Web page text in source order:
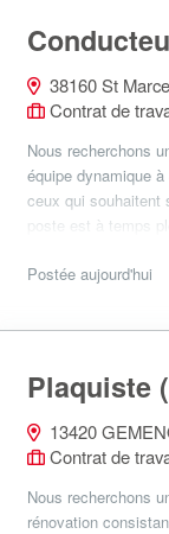
38160 St
Contrat de
Nous recherchons
équipe dynamique
ceux qui souhaitent
poste est à temps
Postée aujourd'hui
Plaquiste
13420
Contrat de
Nous recherchons
rénovation